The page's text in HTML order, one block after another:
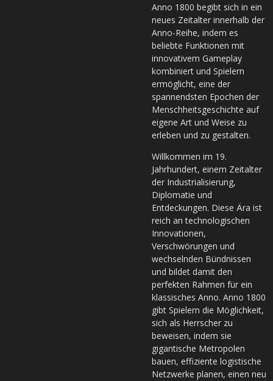
Anno 1800 begibt sich in ein
neues Zeitalter innerhalb der
Anno-Reihe, indem es
beliebte Funktionen mit
innovativem Gameplay
kombiniert und Spielern
ermöglicht, eine der
spannendsten Epochen der
Menschheitsgeschichte auf
eigene Art und Weise zu
erleben und zu gestalten.
Willkommen im 19.
Jahrhundert, einem Zeitalter
der Industrialisierung,
Diplomatie und
Entdeckungen. Diese Ära ist
reich an technologischen
Innovationen,
Verschwörungen und
wechselnden Bündnissen
und bildet damit den
perfekten Rahmen für ein
klassisches Anno. Anno 1800
gibt Spielern die Möglichkeit,
sich als Herrscher zu
beweisen, indem sie
gigantische Metropolen
bauen, effiziente logistische
Netzwerke planen, einen neu